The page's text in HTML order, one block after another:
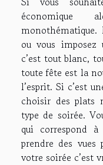
monothématique.
ou vous
c’est tout blanc,
toute fête est la
l’esprit. Si c’est
choisir des plats
type de soirée.
qui correspond
prendre des
votre soirée c’est